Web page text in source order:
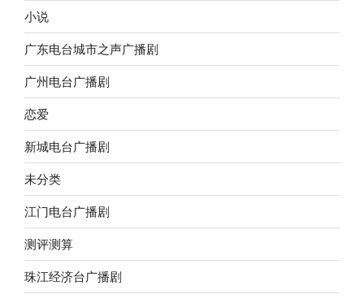
小说
广东电台城市之声广播剧
广州电台广播剧
恋爱
新城电台广播剧
未分类
江门电台广播剧
测评测算
珠江经济台广播剧